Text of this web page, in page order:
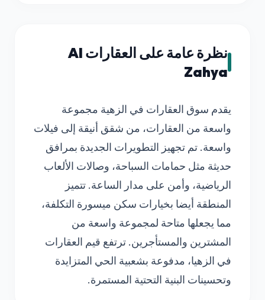
نظرة عامة على العقارات Al
Zahya
يقدم سوق العقارات في الزهية مجموعة
واسعة من العقارات، من شقق أنيقة إلى فيلات
واسعة. تم تجهيز التطويرات الجديدة بمرافق
حديثة مثل حمامات السباحة، وصالات الألعاب
الرياضية، وأمن على مدار الساعة. تتميز
المنطقة أيضا بخيارات سكن ميسورة التكلفة،
مما يجعلها متاحة لمجموعة واسعة من
المشترين والمستأجرين. ترتفع قيم العقارات
في الزهيا، مدفوعة بشعبية الحي المتزايدة
وتحسينات البنية التحتية المستمرة.